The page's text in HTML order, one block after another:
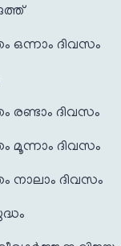
ഒന്നാം ദിവസം
രണ്ടാം ദിവസം
മൂന്നാം ദിവസം
നാലാം ദിവസം